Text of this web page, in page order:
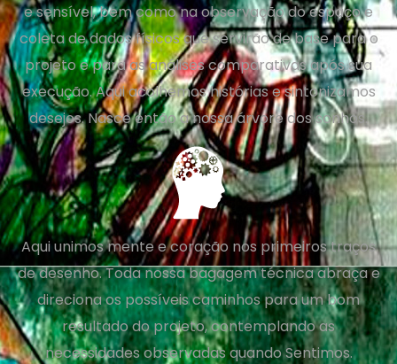
e sensível, bem como na observação do espaço e
coleta de dados físicos que servirão de base para o
projeto e para as análises comparativas após sua
execução. Aqui acolhemos histórias e sintonizamos
desejos. Nasce então a nossa árvore dos sonhos.
Aqui unimos mente e coração nos primeiros traços
de desenho. Toda nossa bagagem técnica abraça e
direciona os possíveis caminhos para um bom
resultado do projeto, contemplando as
necessidades observadas quando Sentimos.